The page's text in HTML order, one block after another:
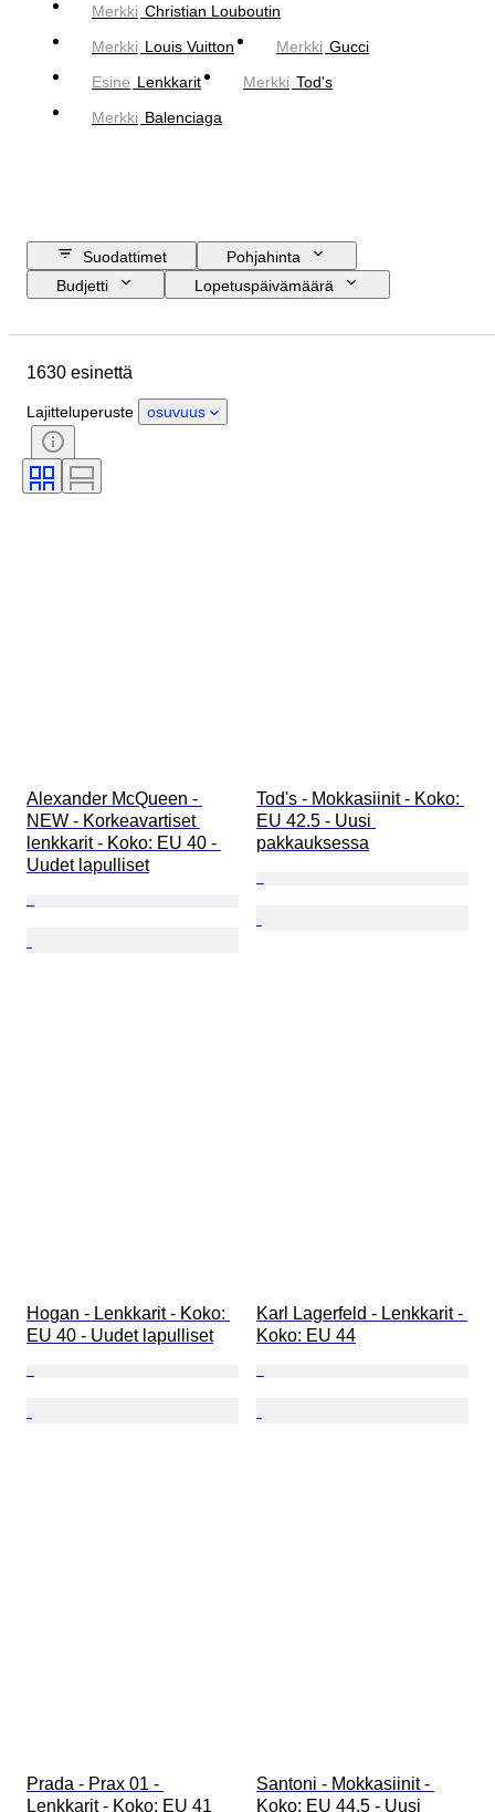
Merkki Christian Louboutin
Merkki Louis Vuitton Merkki Gucci
Esine Lenkkarit Merkki Tod's
Merkki Balenciaga
Suodattimet
Pohjahinta
Budjetti
Lopetuspäivämäärä
Materiaali
Väri
Mukana asusteet
Malli
1630 esinettä
Lajitteluperuste osuvuus
Alexander McQueen -
NEW - Korkeavartiset
lenkkarit - Koko: EU 40 -
Uudet lapulliset
Tod's - Mokkasiinit - Koko:
EU 42.5 - Uusi
pakkauksessa
Hogan - Lenkkarit - Koko:
EU 40 - Uudet lapulliset
Karl Lagerfeld - Lenkkarit -
Koko: EU 44
Prada - Prax 01 -
Lenkkarit - Koko: EU 41
Santoni - Mokkasiinit -
Koko: EU 44.5 - Uusi